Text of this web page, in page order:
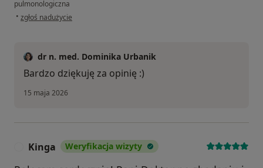
pulmonologiczna
• w opinii użytkownika Elzbieta
zgłoś nadużycie
dr n. med. Dominika Urbanik
Bardzo dziękuję za opinię :)
15 maja 2026
Kinga Weryfikacja wizyty